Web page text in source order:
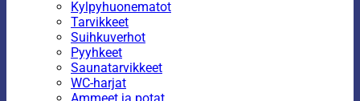
Kylpyhuonematot
Tarvikkeet
Suihkuverhot
Pyyhkeet
Saunatarvikkeet
WC-harjat